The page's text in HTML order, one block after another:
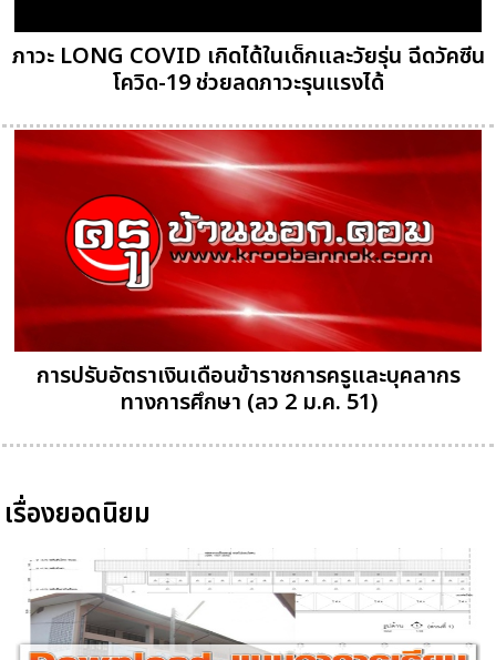
ภาวะ LONG COVID เกิดได้ในเด็กและวัยรุ่น ฉีดวัคซีน
โควิด-19 ช่วยลดภาวะรุนแรงได้
การปรับอัตราเงินเดือนข้าราชการครูและบุคลากร
ทางการศึกษา (ลว 2 ม.ค. 51)
เรื่องยอดนิยม